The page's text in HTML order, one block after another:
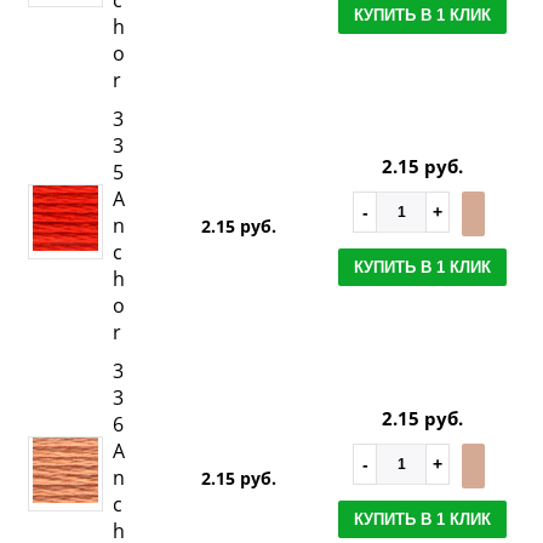
h
o
r
КУПИТЬ В 1 КЛИК
3
3
5
A
n
c
h
o
r
2.15 руб.
2.15 руб.
КУПИТЬ В 1 КЛИК
3
3
6
A
n
c
h
2.15 руб.
2.15 руб.
КУПИТЬ В 1 КЛИК